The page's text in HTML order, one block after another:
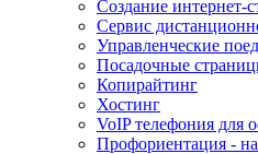
Создание интернет-
Сервис
Управленческие
Посадочные
Копирайтинг
Хостинг
VoIP телефония для
Профориентация -